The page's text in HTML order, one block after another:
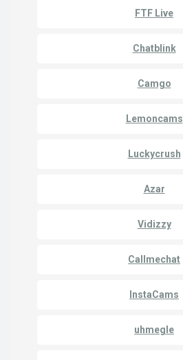
FTF Live
Chatblink
Camgo
Lemoncams
Luckycrush
Azar
Vidizzy
Callmechat
InstaCams
uhmegle